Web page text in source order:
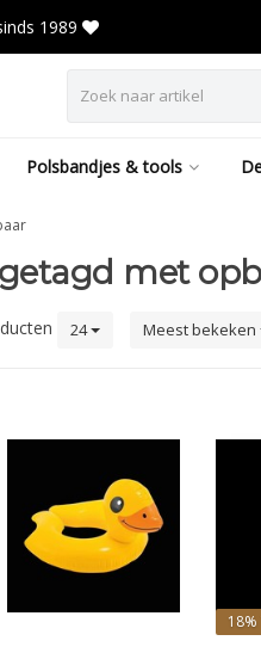
1989
Polsbandjes & tools
met
24 Meest bekeken
18%